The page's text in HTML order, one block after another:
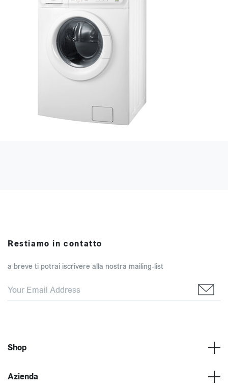
Restiamo in contatto
a breve ti potrai iscrivere alla nostra mailing-list
Shop
Azienda